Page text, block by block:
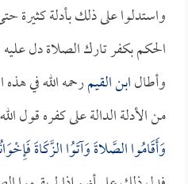
واستدلوا على ذلك بأدلة كثيرة
الحكم بكفر تارك الصلاة دل
وأطالابن القيمرحمه الله في
من الأدلة الدالة على كفره قول
وَأَقَامُوا الصَّلاةَ وَآتَوُا الزَّكَاةَ